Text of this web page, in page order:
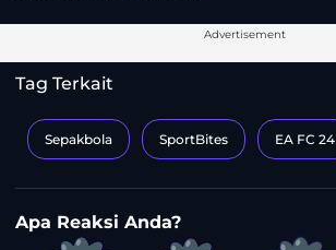
Advertisement
Tag Terkait
Sepakbola SportBites EA FC 24